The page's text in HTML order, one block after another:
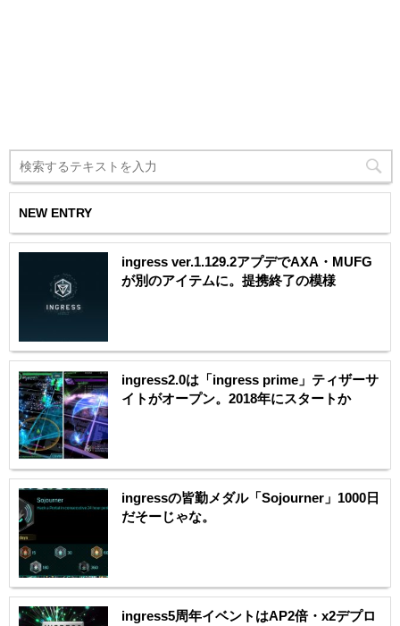
NEW ENTRY
ingress ver.1.129.2アプデでAXA・MUFG
が別のアイテムに。提携終了の模様
ingress2.0は「ingress prime」ティザーサ
イトがオープン。2018年にスタートか
ingressの皆勤メダル「Sojourner」1000日
だそーじゃな。
ingress5周年イベントはAP2倍・x2デプロ